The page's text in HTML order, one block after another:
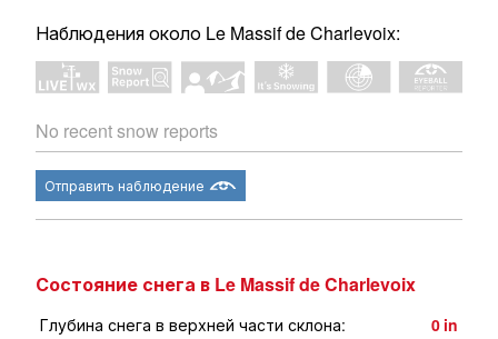
Наблюдения около Le Massif de Charlevoix:
No recent snow reports
Отправить наблюдение
Состояние снега в Le Massif de Charlevoix
Глубина снега в верхней части склона: 0 in